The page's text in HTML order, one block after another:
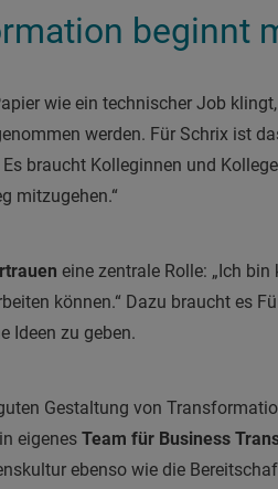
beginnt
wie ein technischer Job
werden. Für Schrix ist
braucht Kolleginnen und
mitzugehen.“
eine zentrale Rolle: „Ich
können.“ Dazu braucht es
Ideen zu geben.
Gestaltung von
eigenes Team für Business
ebenso wie die